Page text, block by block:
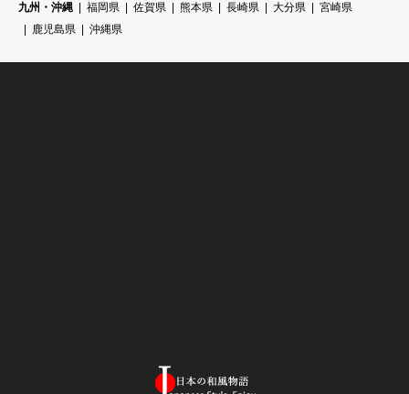
九州・沖縄
福岡県 佐賀県 熊本県 長崎県 大分県
宮崎県
鹿児島県
沖縄県